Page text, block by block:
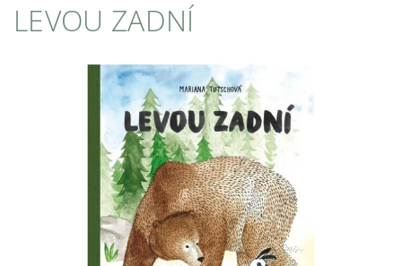
LEVOU ZADNÍ